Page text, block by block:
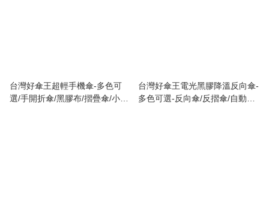
台灣好傘王超輕手機傘-多色可
選/手開折傘/黑膠布/摺疊傘/小雨
台灣好傘王電光黑膠降溫反向傘-
多色可選-反向傘/反摺傘/自動反